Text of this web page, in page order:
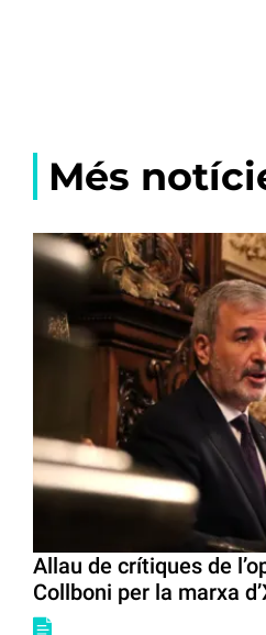
Més
Allau de crítiques de
Collboni per la marxa